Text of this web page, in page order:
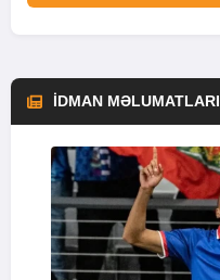
İDMAN MƏLUMATLARI